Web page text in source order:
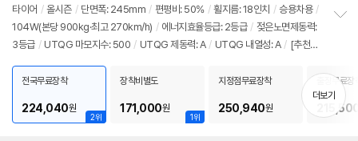
뷰
타이어 / 올시즌 / 단면폭: 245mm / 편평비: 50% / 휠지름: 18인치 / 승용차용 /
104W(본당 900kg·최고 270km/h) / 에너지효율등급: 2등급 / 젖은노면제동력:
3등급 / UTQG 마모지수: 500 / UTQG 제동력: A / UTQG 내열성: A / [추천차
치
기
2위
전국무료장착
224,040원
1위
장착비별도
171,000원
지정점무료장착
250,940원
출장무료장
더보기